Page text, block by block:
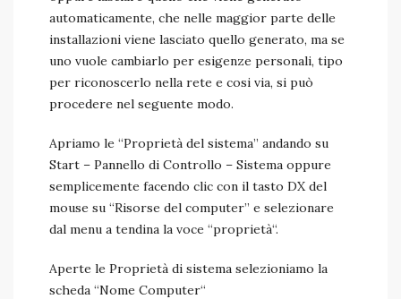
automaticamente, che nelle maggior parte delle
installazioni viene lasciato quello generato, ma se
uno vuole cambiarlo per esigenze personali, tipo
per riconoscerlo nella rete e cosi via, si può
procedere nel seguente modo.
Apriamo le “Proprietà del sistema” andando su
Start – Pannello di Controllo – Sistema oppure
semplicemente facendo clic con il tasto DX del
mouse su “Risorse del computer” e selezionare
dal menu a tendina la voce “proprietà“.
Aperte le Proprietà di sistema selezioniamo la
scheda “Nome Computer“